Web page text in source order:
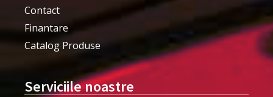
Contact
Finantare
Catalog Produse
Serviciile noastre